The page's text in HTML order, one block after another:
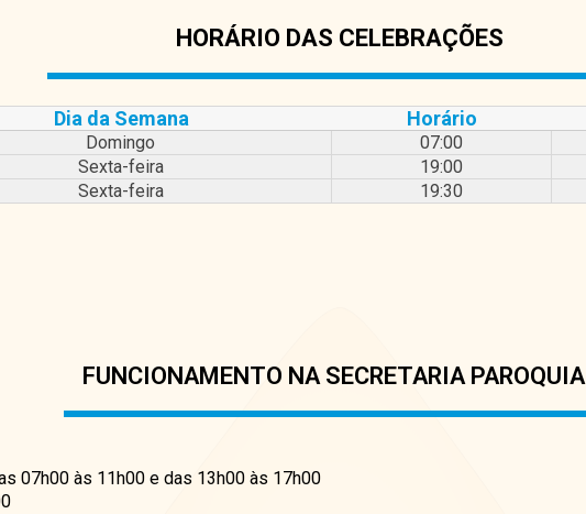
HORÁRIO DAS CELEBRAÇÕES
Dia da Semana Horário
Domingo
07:00
Sexta-feira
19:00
Sexta-feira 19:30
FUNCIONAMENTO NA SECRETARIA
07h00 às 11h00 e das 13h00 às 17h00